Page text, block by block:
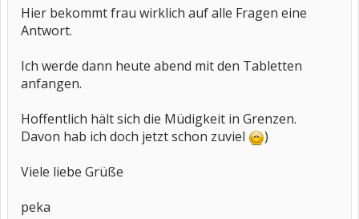
Hier bekommt frau wirklich auf alle Fragen eine
Antwort.
Ich werde dann heute abend mit den Tabletten
anfangen.
Hoffentlich hält sich die Müdigkeit in Grenzen.
Davon hab ich doch jetzt schon zuviel
)
Viele liebe Grüße
peka